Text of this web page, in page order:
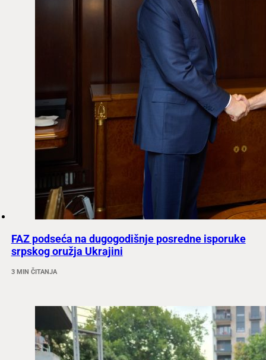
FAZ podseća na dugogodišnje posredne isporuke
srpskog oružja Ukrajini
3 MIN ČITANJA